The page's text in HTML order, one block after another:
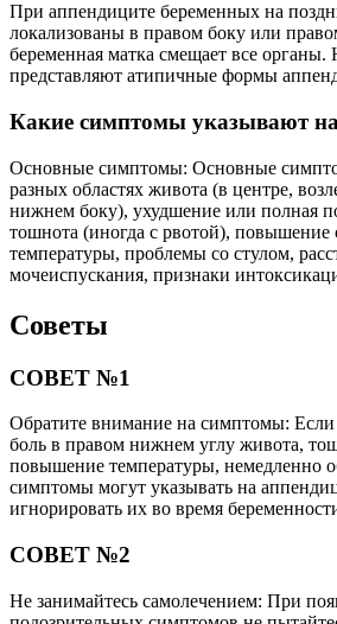
При аппендиците беременных на
локализованы в правом боку или
беременная матка смещает все
представляют атипичные формы
Какие симптомы указывают
Основные симптомы: Основные
разных областях живота (в центре,
нижнем боку), ухудшение или полная
тошнота (иногда с рвотой), повышение
температуры, проблемы со стулом,
мочеиспускания, признаки
Советы
СОВЕТ №1
Обратите внимание на симптомы:
боль в правом нижнем углу живота,
повышение температуры, немедленно
симптомы могут указывать на
игнорировать их во время
СОВЕТ №2
Не занимайтесь самолечением: При